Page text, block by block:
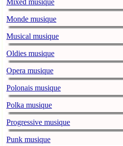
Mixed musique
Monde musique
Musical musique
Oldies musique
Opera musique
Polonais musique
Polka musique
Progressive musique
Punk musique